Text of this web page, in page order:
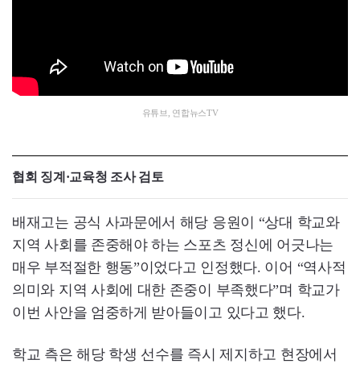
유튜브, 연합뉴스TV
협회 징계·교육청 조사 검토
배재고는 공식 사과문에서 해당 응원이 “상대 학교와
지역 사회를 존중해야 하는 스포츠 정신에 어긋나는
매우 부적절한 행동”이었다고 인정했다. 이어 “역사적
의미와 지역 사회에 대한 존중이 부족했다”며 학교가
이번 사안을 엄중하게 받아들이고 있다고 했다.
학교 측은 해당 학생 선수를 즉시 제지하고 현장에서